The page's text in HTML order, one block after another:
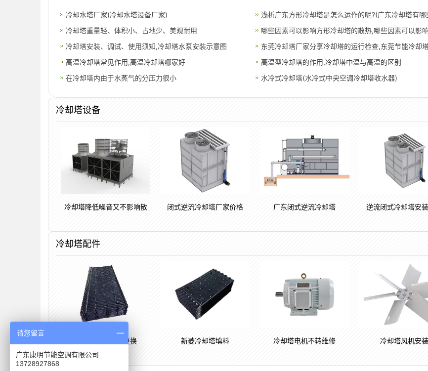
冷却水塔厂家(冷却水塔设备厂家)
浅析广东方形冷却塔是怎么运作的呢?(广东冷却塔有哪
冷却塔重量轻、体积小、占地少、美观耐用
哪些因素可以影响方形冷却塔的散热,哪些因素可以影
台的出单量
冷却塔安装、调试、使用须知,冷却塔水泵安装示意图
东莞冷却塔厂家分享冷却塔的运行检查,东莞节能冷却
高温冷却塔常见作用,高温冷却塔哪家好
高温型冷却塔的作用,冷却塔中温与高温的区别
在冷却塔内由于水蒸气的分压力很小
水冷式冷却塔(水冷式中央空调冷却塔收水器)
冷却塔设备
冷却塔降低噪音又不影响散 闭式逆流冷却塔厂家价格 广东闭式逆流冷却塔 逆流闭式冷却塔安
冷却塔配件
马利冷却塔填料更换 新菱冷却塔填料 冷却塔电机不转维修 冷却塔风机安装
请您留言
广东康明节能空调有限公司
13728927868